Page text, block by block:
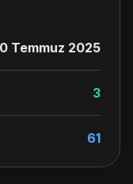
Temmuz 2025
3
61